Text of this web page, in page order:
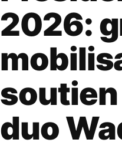
2026:
soutien
duo